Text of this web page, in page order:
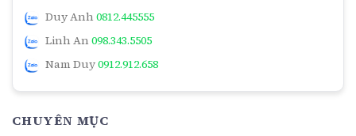
Duy Anh 0812.445555
Linh An 098.343.5505
Nam Duy0912.912.658
CHUYÊN MỤC